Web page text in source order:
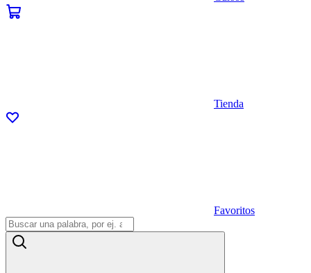
Tienda
Favoritos